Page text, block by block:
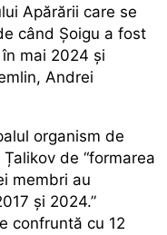
Apărării care se
când Șoigu a fost
mai 2024 și
Andrei
organism de
de “formarea
membri au
și 2024.”
confruntă cu 12